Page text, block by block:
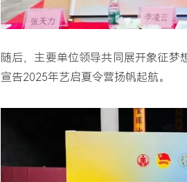
随后，主要单位领导共同展开象征梦
宣告2025年艺启夏令营扬帆起航。